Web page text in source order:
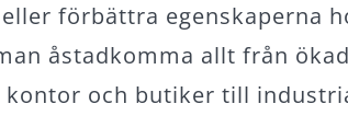
förbättra egenskaperna
åstadkomma allt från
och butiker till